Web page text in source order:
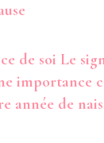
de soi Le
importance
année de